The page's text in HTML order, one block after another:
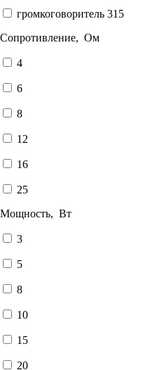
громкоговоритель 315
Сопротивление, Ом
4
6
8
12
16
25
Мощность, Вт
3
5
8
10
15
20